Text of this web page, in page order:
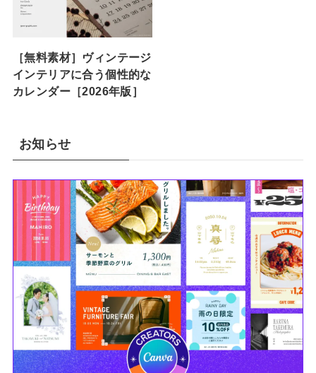
［無料素材］ヴィンテージ
インテリアに合う個性的な
カレンダー［2026年版］
お知らせ